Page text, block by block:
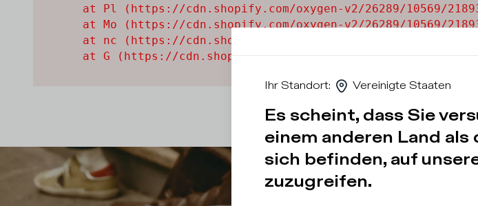
at Pl (https://cdn.shopify.com/oxygen-v2/26289/10569/
at Mo (https://cdn.shopify.com/oxygen-v2/26289/10569/
at nc (https://cdn.shopify.com/oxygen-v2/26289/10569/
at G (https://cdn.shopify.com/oxygen-v2/26289/10569/
Ihr Standort: Vereinigte Staaten
Es scheint, dass Sie
einem anderen Land als
sich befinden, auf
zuzugreifen.